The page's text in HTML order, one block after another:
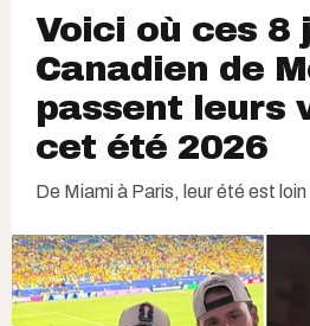
Voici où ces 8
Canadien de
passent leurs
cet été 2026
De Miami à Paris, leur été est